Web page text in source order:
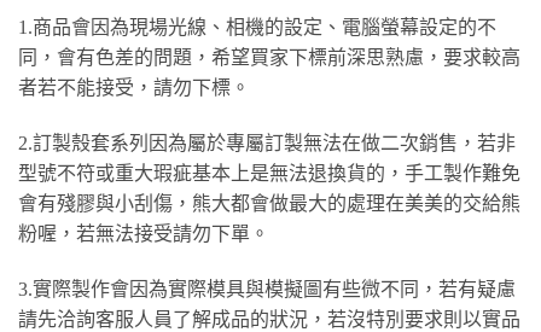
1.商品會因為現場光線、相機的設定、電腦螢幕設定的不
同，會有色差的問題，希望買家下標前深思熟慮，要求較高
者若不能接受，請勿下標。
2.訂製殼套系列因為屬於專屬訂製無法在做二次銷售，若非
型號不符或重大瑕疵基本上是無法退換貨的，手工製作難免
會有殘膠與小刮傷，熊大都會做最大的處理在美美的交給熊
粉喔，若無法接受請勿下單。
3.實際製作會因為實際模具與模擬圖有些微不同，若有疑慮
請先洽詢客服人員了解成品的狀況，若沒特別要求則以實品